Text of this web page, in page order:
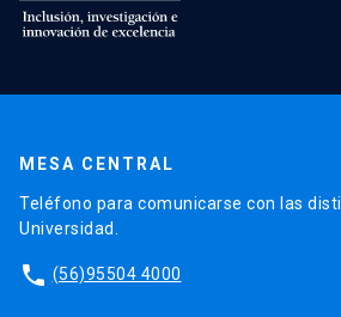
MESA CENTRAL
Teléfono para comunicarse con las
Universidad.
phone (56)95504 4000